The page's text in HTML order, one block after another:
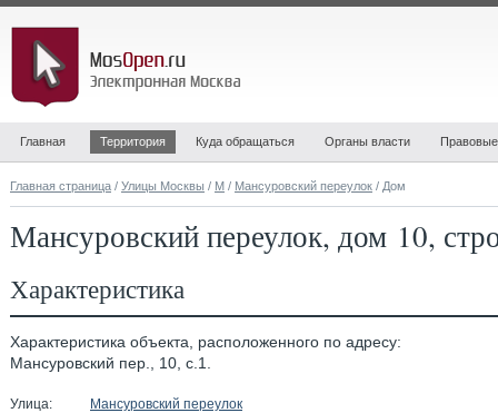
Главная Территория Куда обращаться Органы власти
Главная страница / Улицы Москвы / М / Мансуровский переулок / Дом
Мансуровский переулок, дом 10,
Характеристика
Характеристика объекта, расположенного по адресу:
Мансуровский пер., 10, с.1.
Улица:
Мансуровский переулок